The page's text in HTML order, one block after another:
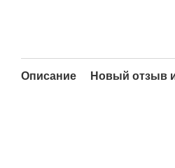
Описание Новый отзыв